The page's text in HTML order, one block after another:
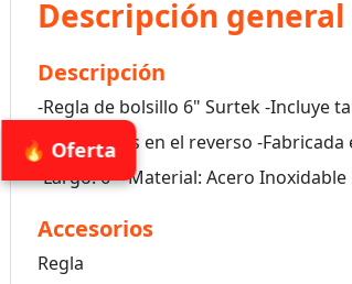
🔥 Oferta
Descripción general
Descripción
-Regla de bolsillo 6" Surtek -Incluye
de pulgadas en el reverso -
-Largo: 6" -Material: Acero Inoxidable
Accesorios
Regla